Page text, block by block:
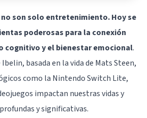
son solo entretenimiento. Hoy se
poderosas para la conexión
cognitivo y el bienestar emocional.
basada en la vida de Mats Steen,
como la Nintendo Switch Lite,
impactan nuestras vidas y
y significativas.